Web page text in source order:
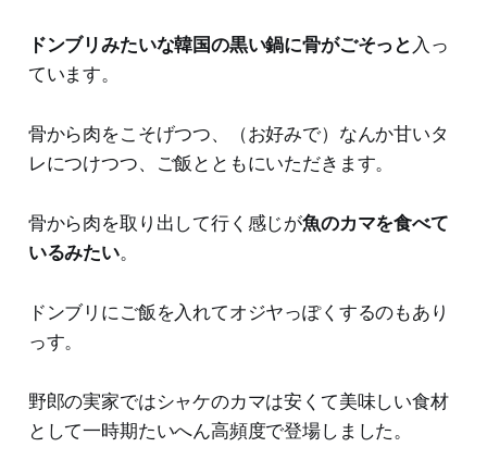
ドンブリみたいな韓国の黒い鍋に骨がごそっと 入っ
ています。
骨から肉をこそげつつ、（お好みで）なんか甘いタ
レにつけつつ、ご飯とともにいただきます。
骨から肉を取り出して行く感じが魚のカマを食べて
いるみたい。
ドンブリにご飯を入れてオジヤっぽくするのもあり
っす。
野郎の実家ではシャケのカマは安くて美味しい食材
として一時期たいへん高頻度で登場しました。